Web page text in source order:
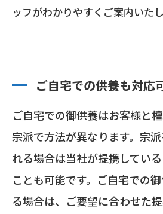
ッフがわかりやすくご案内いたし
ご自宅での供養も対応
ご自宅での御供養はお客様と
宗派で方法が異なります。宗
れる場合は当社が提携してい
ことも可能です。ご自宅での
る場合は、ご要望に合わせた